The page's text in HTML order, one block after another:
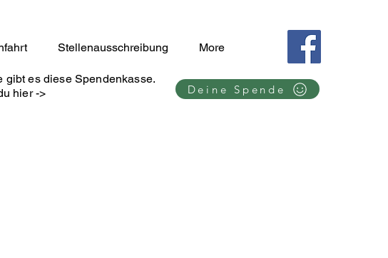
Stellenausschreibung More
gibt es diese Spendenkasse.
hier ->
Deine Spende